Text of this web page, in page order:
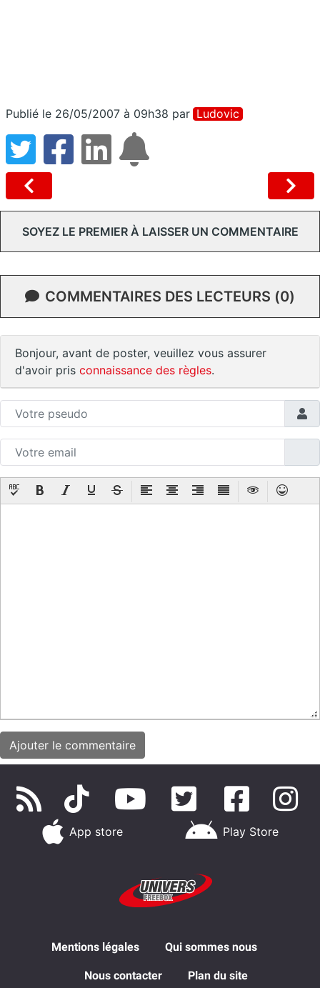
Publié le 26/05/2007 à 09h38 par Ludovic
SOYEZ LE PREMIER À LAISSER UN COMMENTAIRE
COMMENTAIRES DES LECTEURS (0)
Bonjour, avant de poster, veuillez vous assurer
d'avoir pris connaissance des règles.
App store Play Store
Mentions légales Qui sommes nous
Nous contacter Plan du site